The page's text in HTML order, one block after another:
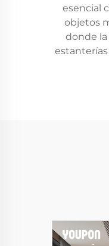
esencial
objetos
donde